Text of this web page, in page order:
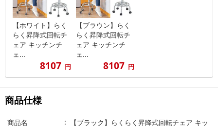
【ホワイト】らく
らく昇降式回転チ
ェア キッチンチ
ェ...
8107 円
【ブラウン】らく
らく昇降式回転チ
ェア キッチンチ
ェ...
8107 円
商品仕様
商品名
【ブラック】らくらく昇降式回転チェア キッ